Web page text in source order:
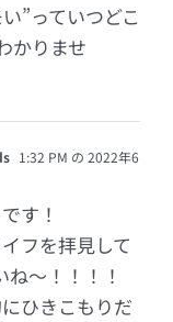
”っていつどこ
かりませ
1:32 PM の 2022年6
す！
フを拝見して
〜！！！！
ひきこもりだ